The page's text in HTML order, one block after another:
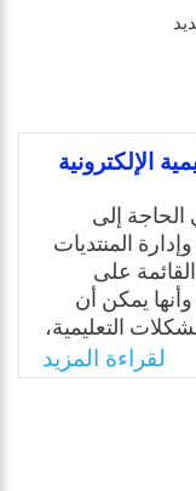
الإلكترونية
إلى
المنتديات
على
يمكن أن
التعليمية،
والتي
الآتي: ما هي
لقراءة المزيد